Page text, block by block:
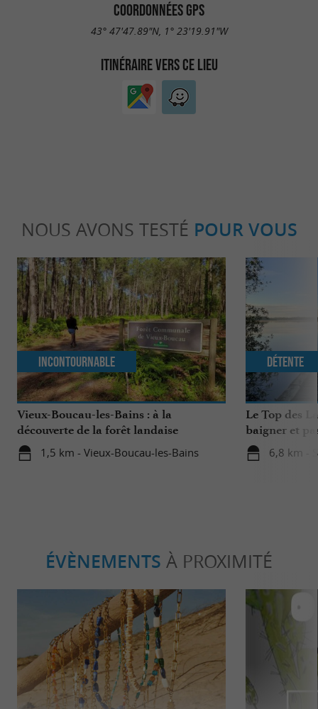
COORDONNÉES GPS
43° 47'47.89"N, 1° 23'19.91"W
ITINÉRAIRE VERS CE LIEU
NOUS AVONS TESTÉ POUR VOUS
Vieux-Boucau-les-Bains : à la
découverte de la forêt landaise
1,5 km - Vieux-Boucau-les-Bains
Incontournable
Le Top des
baigner et
famille
6,8 km -
Détente
ÉVÈNEMENTS À PROXIMITÉ